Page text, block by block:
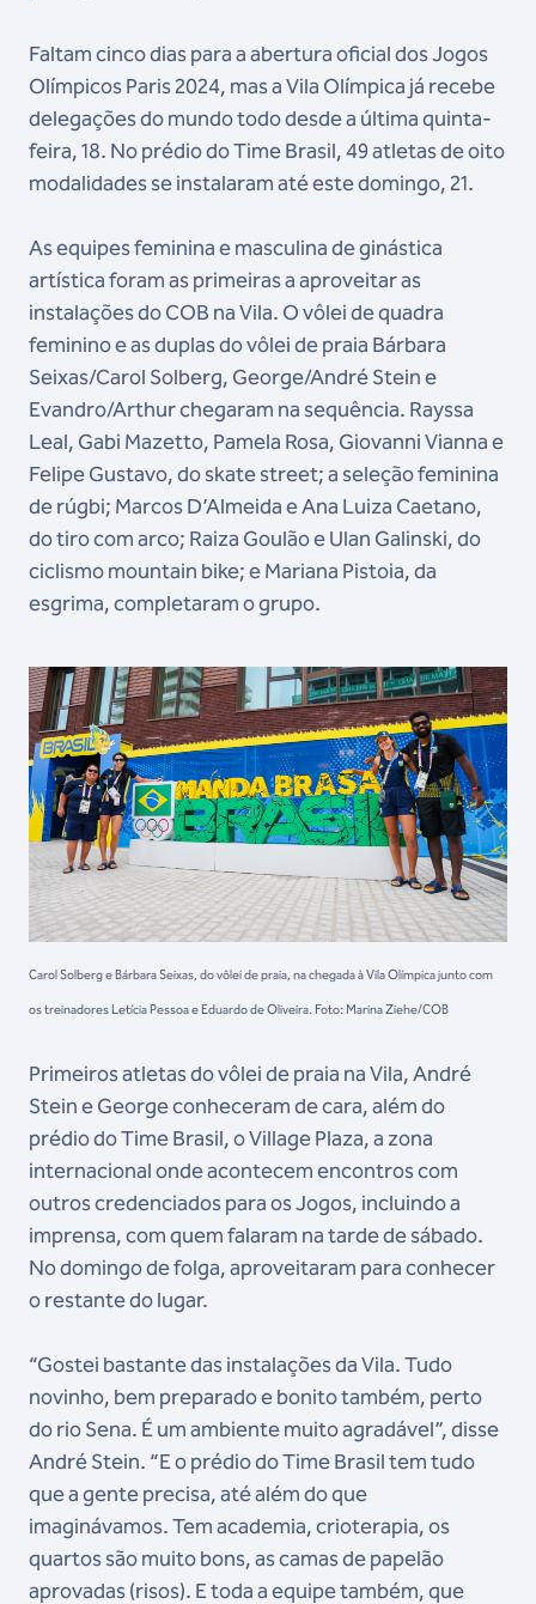
Faltam cinco dias para a abertura oficial dos Jogos
Olímpicos Paris 2024, mas a Vila Olímpica já recebe
delegações do mundo todo desde a última quinta-
feira, 18. No prédio do Time Brasil, 49 atletas de oito
modalidades se instalaram até este domingo, 21.
As equipes feminina e masculina de ginástica
artística foram as primeiras a aproveitar as
instalações do COB na Vila. O vôlei de quadra
feminino e as duplas do vôlei de praia Bárbara
Seixas/Carol Solberg, George/André Stein e
Evandro/Arthur chegaram na sequência. Rayssa
Leal, Gabi Mazetto, Pamela Rosa, Giovanni Vianna e
Felipe Gustavo, do skate street; a seleção feminina
de rúgbi; Marcos D’Almeida e Ana Luiza Caetano,
do tiro com arco; Raiza Goulão e Ulan Galinski, do
ciclismo mountain bike; e Mariana Pistoia, da
esgrima, completaram o grupo.
Carol Solberg e Bárbara Seixas, do vôlei de praia, na chegada à Vila Olímpica junto com
os treinadores Letícia Pessoa e Eduardo de Oliveira. Foto: Marina Ziehe/COB
Primeiros atletas do vôlei de praia na Vila, André
Stein e George conheceram de cara, além do
prédio do Time Brasil, o Village Plaza, a zona
internacional onde acontecem encontros com
outros credenciados para os Jogos, incluindo a
imprensa, com quem falaram na tarde de sábado.
No domingo de folga, aproveitaram para conhecer
o restante do lugar.
“Gostei bastante das instalações da Vila. Tudo
novinho, bem preparado e bonito também, perto
do rio Sena. É um ambiente muito agradável”, disse
André Stein. “E o prédio do Time Brasil tem tudo
que a gente precisa, até além do que
imaginávamos. Tem academia, crioterapia, os
quartos são muito bons, as camas de papelão
aprovadas (risos). E toda a equipe também, que